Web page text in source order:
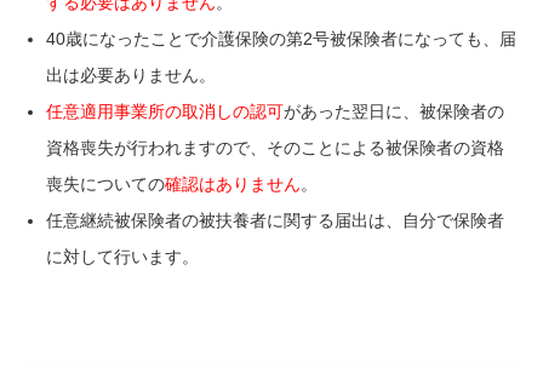
40歳になったことで介護保険の第2号被保険者になっても、届
出は必要ありません。
任意適用事業所の取消しの認可があった翌日に、被保険者の
資格喪失が行われますので、そのことによる被保険者の資格
喪失についての確認はありません。
任意継続被保険者の被扶養者に関する届出は、自分で保険者
に対して行います。